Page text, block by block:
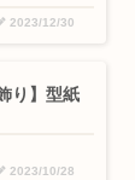
2023/12/30
り】型紙
2023/10/28